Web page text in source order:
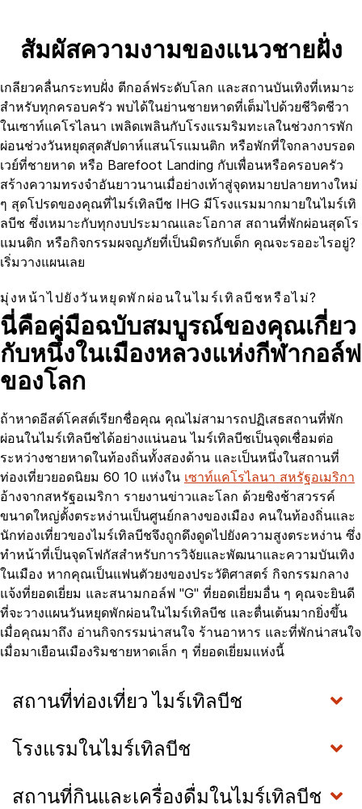
สัมผัสความงามของแนวชายฝั่ง
เกลียวคลื่นกระทบฝั่ง ตีกอล์ฟระดับโลก และสถานบันเทิงที่เหมาะ
สำหรับทุกครอบครัว พบได้ในย่านชายหาดที่เต็มไปด้วยชีวิตชีวา
ในเซาท์แคโรไลนา เพลิดเพลินกับโรงแรมริมทะเลในช่วงการพัก
ผ่อนช่วงวันหยุดสุดสัปดาห์แสนโรแมนติก หรือพักที่ใจกลางบรอด
เวย์ที่ชายหาด หรือ Barefoot Landing กับเพื่อนหรือครอบครัว
สร้างความทรงจำอันยาวนานเมื่อย่างเท้าสู่จุดหมายปลายทางใหม่
ๆ สุดโปรดของคุณที่ไมร์เทิลบีช IHG มีโรงแรมมากมายในไมร์เทิ
ลบีช ซึ่งเหมาะกับทุกงบประมาณและโอกาส สถานที่พักผ่อนสุดโร
แมนติก หรือกิจกรรมผจญภัยที่เป็นมิตรกับเด็ก คุณจะรออะไรอยู่?
เริ่มวางแผนเลย
มุ่งหน้าไปยังวันหยุดพักผ่อนในไมร์เทิลบีชหรือไม่?
นี่คือคู่มือฉบับสมบูรณ์ของคุณเกี่ยว
กับหนึ่งในเมืองหลวงแห่งกีฬากอล์ฟ
ของโลก
ถ้าหาดอีสต์โคสต์เรียกชื่อคุณ คุณไม่สามารถปฏิเสธสถานที่พัก
ผ่อนในไมร์เทิลบีชได้อย่างแน่นอน ไมร์เทิลบีชเป็นจุดเชื่อมต่อ
ระหว่างชายหาดในท้องถิ่นทั้งสองด้าน และเป็นหนึ่งในสถานที่
ท่องเที่ยวยอดนิยม 60 10 แห่งใน เซาท์แคโรไลนา สหรัฐอเมริกา
อ้างจากสหรัฐอเมริกา รายงานข่าวและโลก ด้วยชิงช้าสวรรค์
ขนาดใหญ่ตั้งตระหง่านเป็นศูนย์กลางของเมือง คนในท้องถิ่นและ
นักท่องเที่ยวของไมร์เทิลบีชจึงถูกดึงดูดไปยังความสูงตระหง่าน ซึ่ง
ทำหน้าที่เป็นจุดโฟกัสสำหรับการวิจัยและพัฒนาและความบันเทิง
ในเมือง หากคุณเป็นแฟนตัวยงของประวัติศาสตร์ กิจกรรมกลาง
แจ้งที่ยอดเยี่ยม และสนามกอล์ฟ "G" ที่ยอดเยี่ยมอื่น ๆ คุณจะยินดี
ที่จะวางแผนวันหยุดพักผ่อนในไมร์เทิลบีช และตื่นเต้นมากยิ่งขึ้น
เมื่อคุณมาถึง อ่านกิจกรรมน่าสนใจ ร้านอาหาร และที่พักน่าสนใจ
เมื่อมาเยือนเมืองริมชายหาดเล็ก ๆ ที่ยอดเยี่ยมแห่งนี้
สถานที่ท่องเที่ยว ไมร์เทิลบีช
โรงแรมในไมร์เทิลบีช
สถานที่กินและเครื่องดื่มในไมร์เทิลบีช